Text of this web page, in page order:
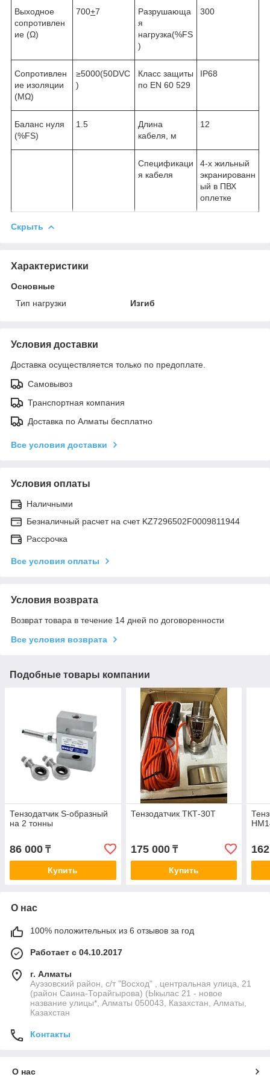
Выходное
сопротивлен
ие (Ω)
700+7
Разрушающа
я
нагрузка(%FS
)
300
Сопротивлен
ие изоляции
(MΩ)
≥5000(50DVC
)
Класс защиты
по EN 60 529
IP68
Баланс нуля
(%FS)
1.5
Длина
кабеля, м
12
Спецификаци
я кабеля
4-х жильный
экранированн
ый в ПВХ
оплетке
Скрыть
Характеристики
Основные
Тип нагрузки
Изгиб
Условия доставки
Доставка осуществляется только по предоплате.
Самовывоз
Транспортная компания
Доставка по Алматы бесплатно
Все условия доставки
Условия оплаты
Наличными
Безналичный расчет на счет KZ7296502F0009811944
Рассрочка
Все условия оплаты
Условия возврата
Возврат товара в течение 14 дней по договоренности
Все условия возврата
Подобные товары компании
Тензодатчик S-образный
на 2 тонны
86 000 ₸
Купить
Тензодатчик ТКТ-30T
175 000₸
Купить
О нас
100% положительных из 6 отзывов за год
Работает с 04.10.2017
г. Алматы
Ауэзовский район, с/т "Восход" , центральная улица, 21
(район Саина-Торайгырова) (Ыкылас 21 - новое
название улицы*, Алматы 050043, Казахстан, Алматы,
Казахстан
Контакты
О нас